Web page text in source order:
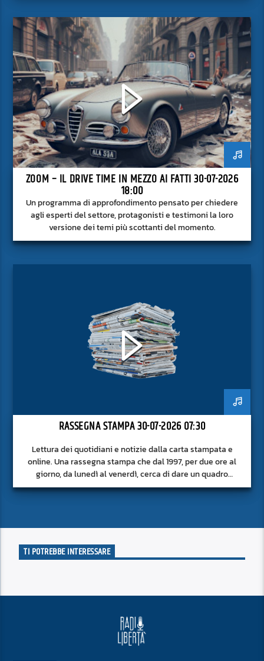
ZOOM – IL DRIVE TIME IN MEZZO AI FATTI 30-07-2026
18:00
Un programma di approfondimento pensato per chiedere
agli esperti del settore, protagonisti e testimoni la loro
versione dei temi più scottanti del momento.
RASSEGNA STAMPA 30-07-2026 07:30
Lettura dei quotidiani e notizie dalla carta stampata e
online. Una rassegna stampa che dal 1997, per due ore al
giorno, da lunedì al venerdì, cerca di dare un quadro
approfondito delle notizie del giorno, senza fermarsi alla
TI POTREBBE INTERESSARE